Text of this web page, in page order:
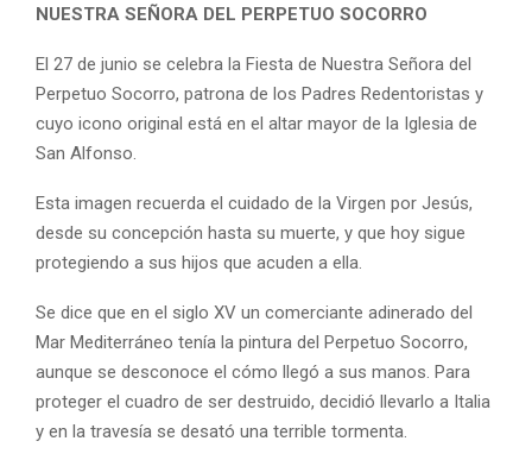
NUESTRA SEÑORA DEL PERPETUO SOCORRO
El 27 de junio se celebra la Fiesta de Nuestra Señora del
Perpetuo Socorro, patrona de los Padres Redentoristas y
cuyo icono original está en el altar mayor de la Iglesia de
San Alfonso.
Esta imagen recuerda el cuidado de la Virgen por Jesús,
desde su concepción hasta su muerte, y que hoy sigue
protegiendo a sus hijos que acuden a ella.
Se dice que en el siglo XV un comerciante adinerado del
Mar Mediterráneo tenía la pintura del Perpetuo Socorro,
aunque se desconoce el cómo llegó a sus manos. Para
proteger el cuadro de ser destruido, decidió llevarlo a Italia
y en la travesía se desató una terrible tormenta.